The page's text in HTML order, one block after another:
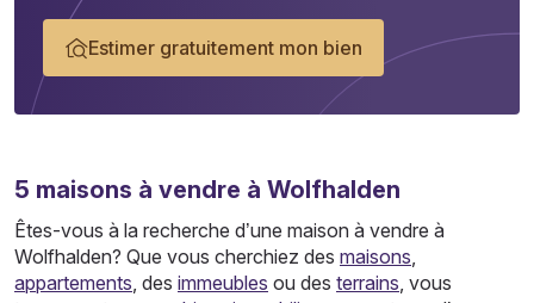
Estimer gratuitement mon bien
5 maisons à vendre à Wolfhalden
Êtes-vous à la recherche d’une maison à vendre à
Wolfhalden? Que vous cherchiez des maisons,
appartements, des immeubles ou des terrains, vous